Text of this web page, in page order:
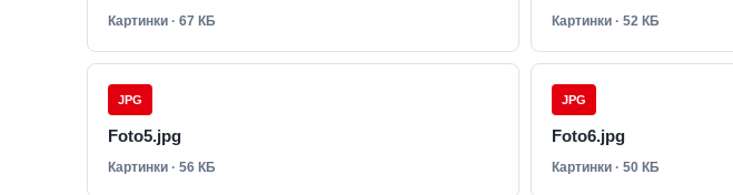
Картинки · 67 КБ Картинки · 52 КБ
JPG
Foto5.jpg
Картинки · 56 КБ
JPG
Foto6.jpg
Картинки · 50 КБ